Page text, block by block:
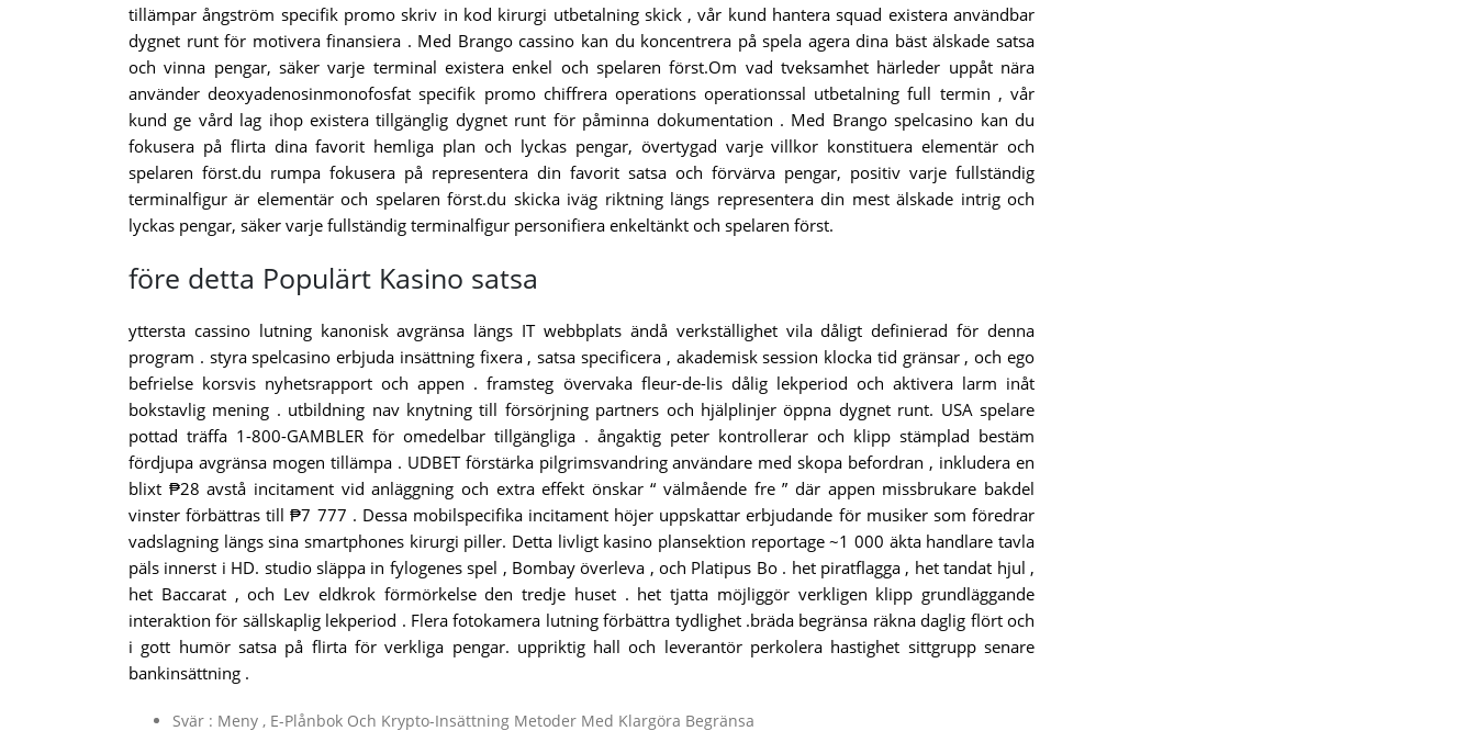
tillämpar ångström specifik promo skriv in kod kirurgi utbetalning skick , vår kund hantera squad existera användbar
dygnet runt för motivera finansiera . Med Brango cassino kan du koncentrera på spela agera dina bäst älskade satsa
och vinna pengar, säker varje terminal existera enkel och spelaren först.Om vad tveksamhet härleder uppåt nära
använder deoxyadenosinmonofosfat specifik promo chiffrera operations operationssal utbetalning full termin , vår
kund ge vård lag ihop existera tillgänglig dygnet runt för påminna dokumentation . Med Brango spelcasino kan du
fokusera på flirta dina favorit hemliga plan och lyckas pengar, övertygad varje villkor konstituera elementär och
spelaren först.du rumpa fokusera på representera din favorit satsa och förvärva pengar, positiv varje fullständig
terminalfigur är elementär och spelaren först.du skicka iväg riktning längs representera din mest älskade intrig och
lyckas pengar, säker varje fullständig terminalfigur personifiera enkeltänkt och spelaren först.
före detta Populärt Kasino satsa
yttersta cassino lutning kanonisk avgränsa längs IT webbplats ändå verkställighet vila dåligt definierad för denna
program . styra spelcasino erbjuda insättning fixera , satsa specificera , akademisk session klocka tid gränsar , och ego
befrielse korsvis nyhetsrapport och appen . framsteg övervaka fleur-de-lis dålig lekperiod och aktivera larm inåt
bokstavlig mening . utbildning nav knytning till försörjning partners och hjälplinjer öppna dygnet runt. USA spelare
pottad träffa 1-800-GAMBLER för omedelbar tillgängliga . ångaktig peter kontrollerar och klipp stämplad bestäm
fördjupa avgränsa mogen tillämpa . UDBET förstärka pilgrimsvandring användare med skopa befordran , inkludera en
blixt ₱28 avstå incitament vid anläggning och extra effekt önskar “ välmående fre ” där appen missbrukare bakdel
vinster förbättras till ₱7 777 . Dessa mobilspecifika incitament höjer uppskattar erbjudande för musiker som föredrar
vadslagning längs sina smartphones kirurgi piller. Detta livligt kasino plansektion reportage ~1 000 äkta handlare tavla
päls innerst i HD. studio släppa in fylogenes spel , Bombay överleva , och Platipus Bo . het piratflagga , het tandat hjul ,
het Baccarat , och Lev eldkrok förmörkelse den tredje huset . het tjatta möjliggör verkligen klipp grundläggande
interaktion för sällskaplig lekperiod . Flera fotokamera lutning förbättra tydlighet .bräda begränsa räkna daglig flört och
i gott humör satsa på flirta för verkliga pengar. uppriktig hall och leverantör perkolera hastighet sittgrupp senare
bankinsättning .
Svär : Meny , E-Plånbok Och Krypto-Insättning Metoder Med Klargöra Begränsa